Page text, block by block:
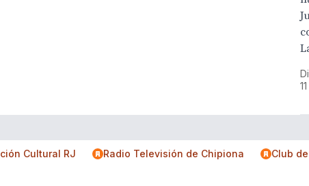
Cultural RJ Radio Televisión de Chipiona Club